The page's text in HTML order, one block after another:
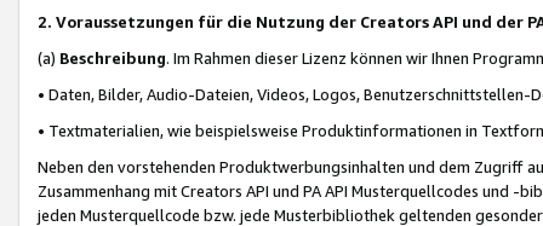
2. Voraussetzungen für die Nutzung der Creators API und der
(a) Beschreibung. Im Rahmen dieser Lizenz können wir Ihnen
• Daten, Bilder, Audio-Dateien, Videos, Logos, Benutzerschnittstellen-
• Textmaterialien, wie beispielsweise Produktinformationen in
Neben den vorstehenden Produktwerbungsinhalten und dem Zugriff
Zusammenhang mit Creators API und PA API Musterquellcodes und
jeden Musterquellcode bzw. jede Musterbibliothek geltenden